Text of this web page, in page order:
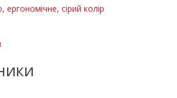
ергономічне, сірий колір